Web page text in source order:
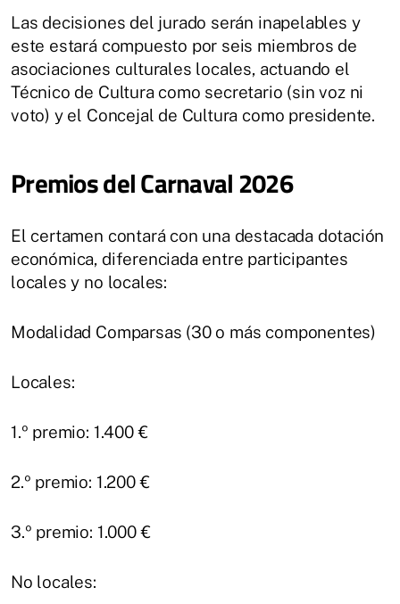
Las decisiones del jurado serán inapelables y
este estará compuesto por seis miembros de
asociaciones culturales locales, actuando el
Técnico de Cultura como secretario (sin voz ni
voto) y el Concejal de Cultura como presidente.
Premios del Carnaval 2026
El certamen contará con una destacada dotación
económica, diferenciada entre participantes
locales y no locales:
Modalidad Comparsas (30 o más componentes)
Locales:
1.º premio: 1.400 €
2.º premio: 1.200 €
3.º premio: 1.000 €
No locales: